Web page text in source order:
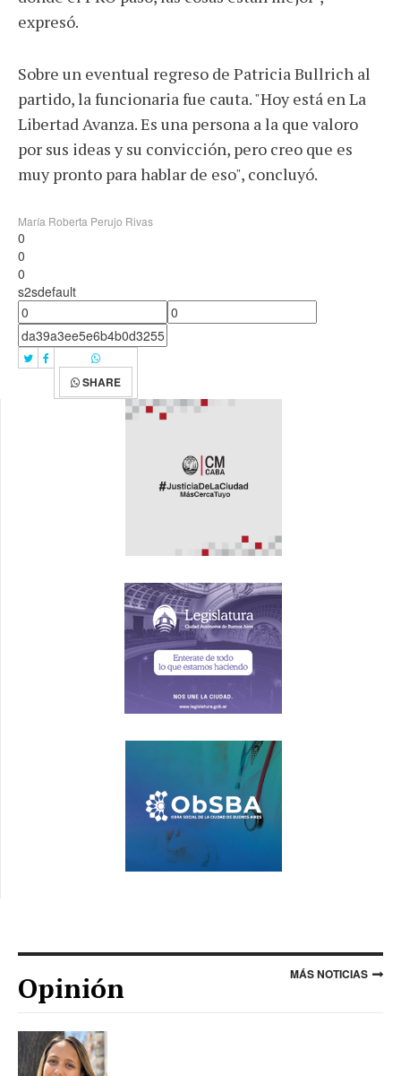
expresó.
Sobre un eventual regreso de Patricia Bullrich al
partido, la funcionaria fue cauta. "Hoy está en La
Libertad Avanza. Es una persona a la que valoro
por sus ideas y su convicción, pero creo que es
muy pronto para hablar de eso", concluyó.
María Roberta Perujo Rivas
0
0
0
s2sdefault
SHARE
Opinión MÁS NOTICIAS